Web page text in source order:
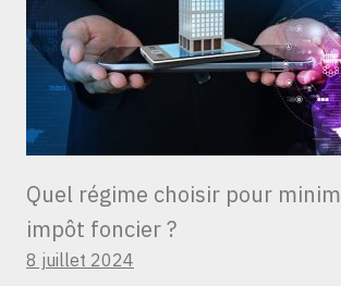
Quel régime choisir pour
impôt foncier ?
8 juillet 2024